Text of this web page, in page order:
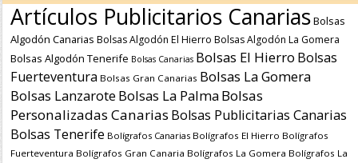
Artículos Publicitarios CanariasBolsas
Algodón Canarias Bolsas Algodón El Hierro Bolsas Algodón La Gomera
Bolsas Algodón Tenerife Bolsas Canarias Bolsas El Hierro Bolsas
Fuerteventura Bolsas Gran Canarias Bolsas La Gomera
Bolsas Lanzarote Bolsas La PalmaBolsas
Personalizadas Canarias Bolsas Publicitarias Canarias
Bolsas Tenerife Bolígrafos Canarias Bolígrafos El Hierro Bolígrafos
Fuerteventura Bolígrafos Gran Canaria Bolígrafos La Gomera Bolígrafos La